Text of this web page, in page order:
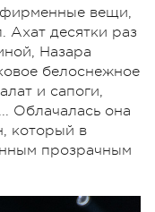
вещи,
Ахат десятки раз
Назара
белоснежное
и сапоги,
Облачалась она
который в
прозрачным